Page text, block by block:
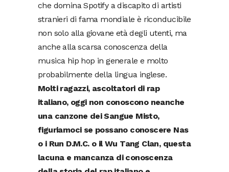
che domina Spotify a discapito di artisti
stranieri di fama mondiale è riconducibile
non solo alla giovane età degli utenti, ma
anche alla scarsa conoscenza della
musica hip hop in generale e molto
probabilmente della lingua inglese.
Molti ragazzi, ascoltatori di rap
italiano, oggi non conoscono neanche
una canzone dei Sangue Misto,
figuriamoci se possano conoscere Nas
o i Run D.M.C. o il Wu Tang Clan, questa
lacuna e mancanza di conoscenza